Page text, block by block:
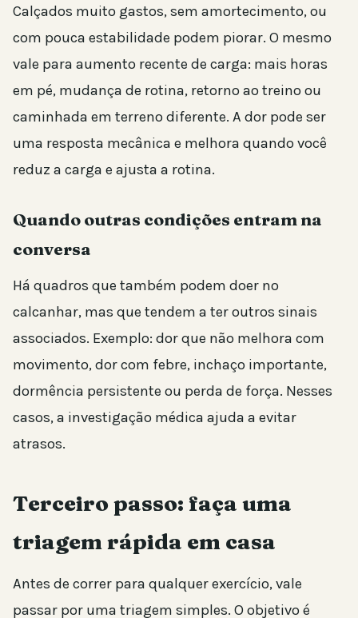
Calçados muito gastos, sem amortecimento, ou
com pouca estabilidade podem piorar. O mesmo
vale para aumento recente de carga: mais horas
em pé, mudança de rotina, retorno ao treino ou
caminhada em terreno diferente. A dor pode ser
uma resposta mecânica e melhora quando você
reduz a carga e ajusta a rotina.
Quando outras condições entram na
conversa
Há quadros que também podem doer no
calcanhar, mas que tendem a ter outros sinais
associados. Exemplo: dor que não melhora com
movimento, dor com febre, inchaço importante,
dormência persistente ou perda de força. Nesses
casos, a investigação médica ajuda a evitar
atrasos.
Terceiro passo: faça uma
triagem rápida em casa
Antes de correr para qualquer exercício, vale
passar por uma triagem simples. O objetivo é